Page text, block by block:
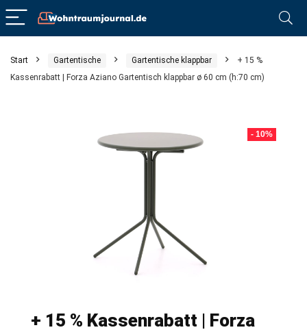
Start Gartentische Gartentische klappbar
+ 15 %
Kassenrabatt | Forza Aziano Gartentisch klappbar ø 60 cm (h:70 cm)
- 10%
+ 15 % Kassenrabatt | Forza